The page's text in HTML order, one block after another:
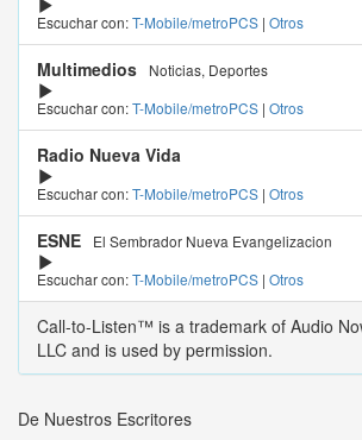
Escuchar con:T-Mobile/metroPCS | Otros
Multimedios
Noticias, Deportes
Escuchar con:T-Mobile/metroPCS | Otros
Radio Nueva Vida
Escuchar con:T-Mobile/metroPCS | Otros
ESNE
El Sembrador Nueva Evangelizacion
Escuchar con:T-Mobile/metroPCS | Otros
Call-to-Listen™ is a trademark of Audio
LLC and is used by permission.
De Nuestros Escritores